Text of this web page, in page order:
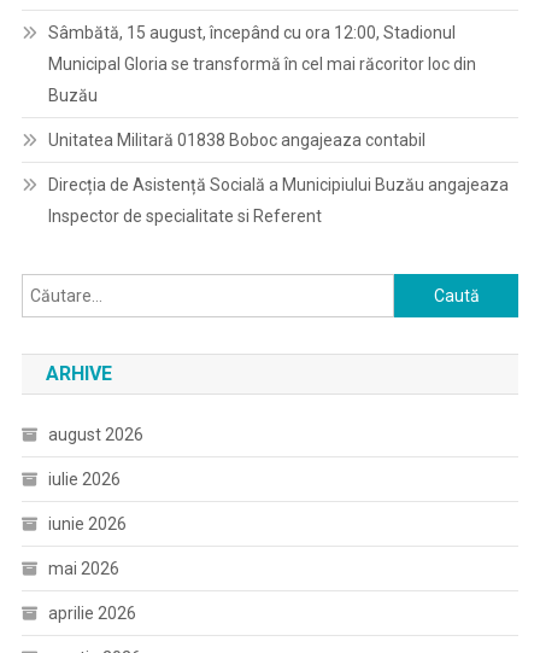
Sâmbătă, 15 august, începând cu ora 12:00, Stadionul
Municipal Gloria se transformă în cel mai răcoritor loc din
Buzău
Unitatea Militară 01838 Boboc angajeaza contabil
Direcția de Asistență Socială a Municipiului Buzău angajeaza
Inspector de specialitate si Referent
Caută
după:
ARHIVE
august 2026
iulie 2026
iunie 2026
mai 2026
aprilie 2026